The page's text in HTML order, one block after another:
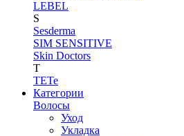
LEBEL
S
Sesderma
SIM SENSITIVE
Skin Doctors
T
TETe
Категории
Волосы
Уход
Укладка